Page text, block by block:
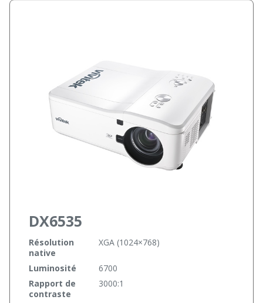
DX6535
Résolution
native
XGA (1024×768)
Luminosité
6700
Rapport de
contraste
3000:1